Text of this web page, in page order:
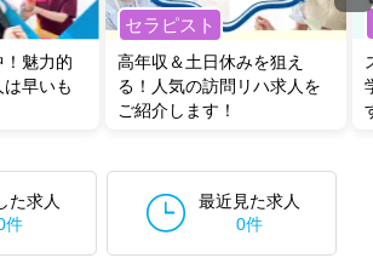
！魅力的
早いも
セラピスト
高年収＆土日休みを狙え
る！人気の訪問リハ求人を
ご紹介します！
た求人
件
最近見た求人
0件